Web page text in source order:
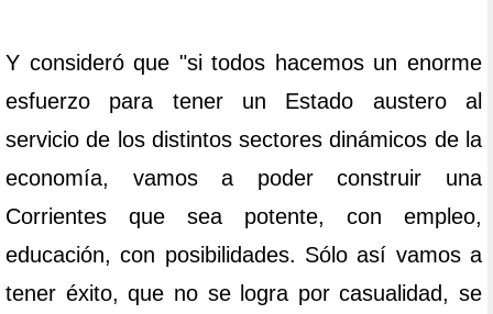
Y consideró que "si todos hacemos un enorme
esfuerzo para tener un Estado austero al
servicio de los distintos sectores dinámicos de la
economía, vamos a poder construir una
Corrientes que sea potente, con empleo,
educación, con posibilidades. Sólo así vamos a
tener éxito, que no se logra por casualidad, se